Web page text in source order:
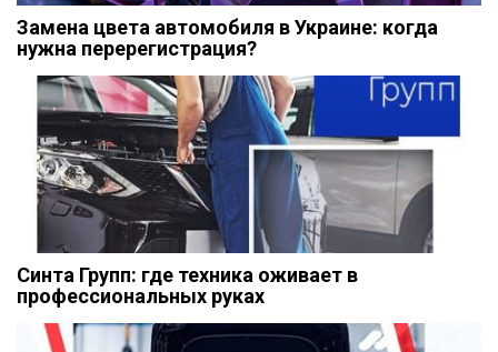
Замена цвета автомобиля в Украине: когда
нужна перерегистрация?
Синта Групп: где техника оживает в
профессиональных руках